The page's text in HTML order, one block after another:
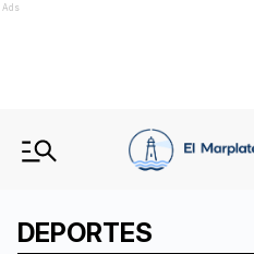
Ads
DEPORTES